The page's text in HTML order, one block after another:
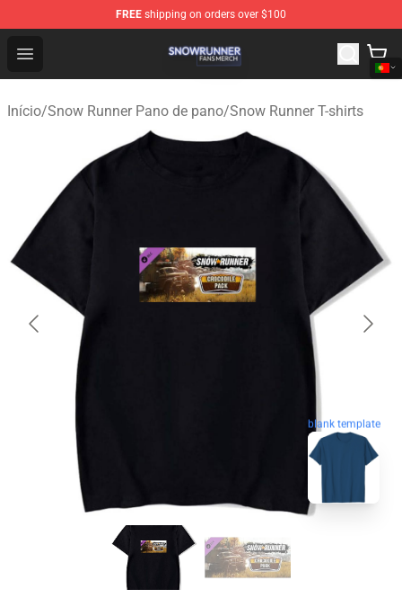
FREE shipping on orders over $100
Open menu
Snow Runner Shop - Official Snow Runner Merchandise
Início/Snow Runner Pano de pano/Snow Runner T-shirts
blank template